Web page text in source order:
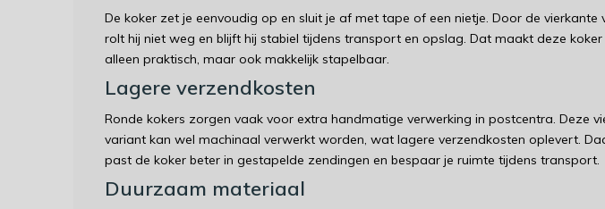
De koker zet je eenvoudig op en sluit je af met tape of een nietje. Door de vierkante
rolt hij niet weg en blijft hij stabiel tijdens transport en opslag. Dat maakt deze koker
alleen praktisch, maar ook makkelijk stapelbaar.
Lagere verzendkosten
Ronde kokers zorgen vaak voor extra handmatige verwerking in postcentra. Deze
variant kan wel machinaal verwerkt worden, wat lagere verzendkosten oplevert.
past de koker beter in gestapelde zendingen en bespaar je ruimte tijdens transport.
Duurzaam materiaal